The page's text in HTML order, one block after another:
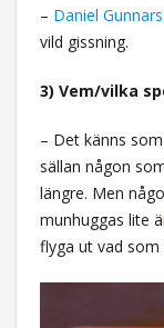
– Daniel
vild gissning.
3) Vem/vilka
– Det känns
sällan någon
längre. Men
munhuggas lite
flyga ut vad